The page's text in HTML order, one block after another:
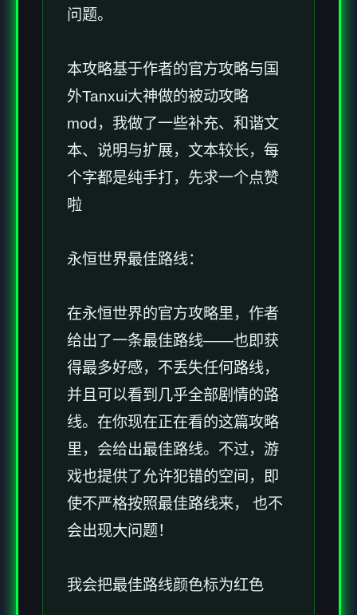
问题。
本攻略基于作者的官方攻略与国
外Tanxui大神做的被动攻略
mod，我做了一些补充、和谐文
本、说明与扩展，文本较长，每
个字都是纯手打，先求一个点赞
啦
永恒世界最佳路线：
在永恒世界的官方攻略里，作者
给出了一条最佳路线——也即获
得最多好感，不丢失任何路线，
并且可以看到几乎全部剧情的路
线。在你现在正在看的这篇攻略
里，会给出最佳路线。不过，游
戏也提供了允许犯错的空间，即
使不严格按照最佳路线来， 也不
会出现大问题！
我会把最佳路线颜色标为红色